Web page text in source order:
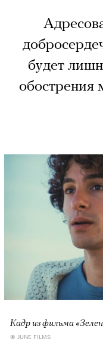
будет
обострения
Кадр из фильма
© JUNE FILMS